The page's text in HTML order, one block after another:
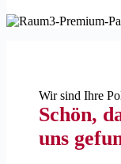
Wir sind Ihre
Schön,
uns